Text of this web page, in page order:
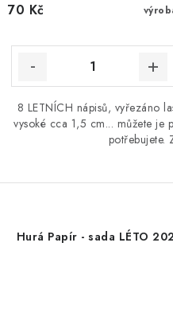
70 Kč
8 LETNÍCH nápisů, vyřezáno
vysoké cca 1,5 cm... můžete je
potřebujete.
Hurá Papír - sada LÉTO